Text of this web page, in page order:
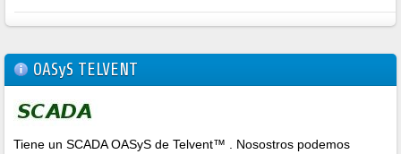
OASyS TELVENT
Tiene un SCADA OASyS de Telvent™ . Nosostros podemos